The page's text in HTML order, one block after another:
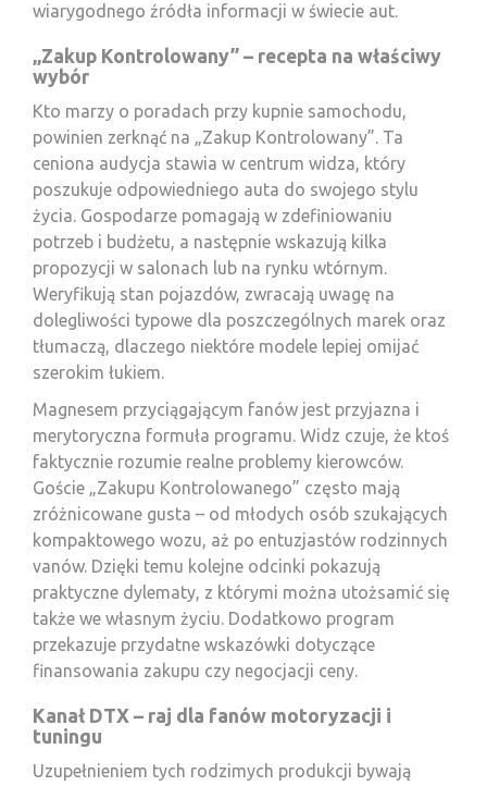
wiarygodnego źródła informacji w świecie aut.
„Zakup Kontrolowany” – recepta na właściwy
wybór
Kto marzy o poradach przy kupnie samochodu,
powinien zerknąć na „Zakup Kontrolowany”. Ta
ceniona audycja stawia w centrum widza, który
poszukuje odpowiedniego auta do swojego stylu
życia. Gospodarze pomagają w zdefiniowaniu
potrzeb i budżetu, a następnie wskazują kilka
propozycji w salonach lub na rynku wtórnym.
Weryfikują stan pojazdów, zwracają uwagę na
dolegliwości typowe dla poszczególnych marek oraz
tłumaczą, dlaczego niektóre modele lepiej omijać
szerokim łukiem.
Magnesem przyciągającym fanów jest przyjazna i
merytoryczna formuła programu. Widz czuje, że ktoś
faktycznie rozumie realne problemy kierowców.
Goście „Zakupu Kontrolowanego” często mają
zróżnicowane gusta – od młodych osób szukających
kompaktowego wozu, aż po entuzjastów rodzinnych
vanów. Dzięki temu kolejne odcinki pokazują
praktyczne dylematy, z którymi można utożsamić się
także we własnym życiu. Dodatkowo program
przekazuje przydatne wskazówki dotyczące
finansowania zakupu czy negocjacji ceny.
Kanał DTX – raj dla fanów motoryzacji i
tuningu
Uzupełnieniem tych rodzimych produkcji bywają